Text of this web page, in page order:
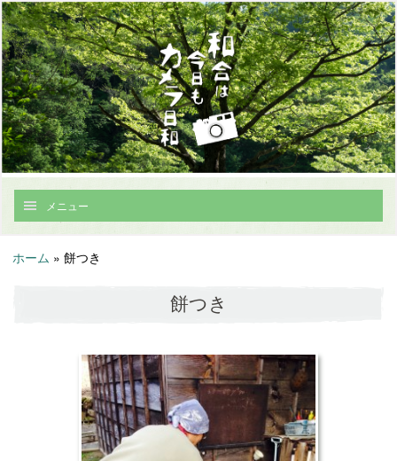
メニュー
ホーム » 餅つき
餅つき